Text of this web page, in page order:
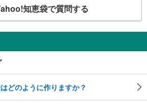
知恵袋で質問する
どのように作りますか？